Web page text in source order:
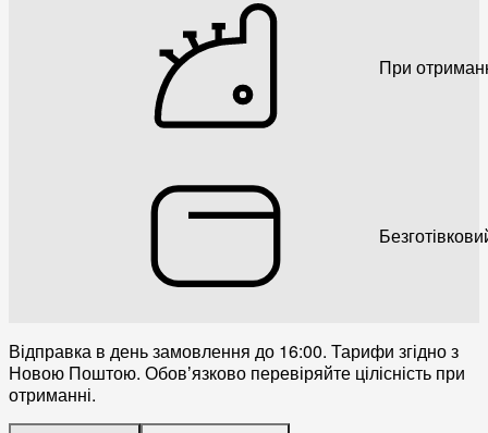
При
Відправка в день замовлення до 16:00. Тарифи згідно з
Новою Поштою. Обовʼязково перевіряйте цілісність при
отриманні.